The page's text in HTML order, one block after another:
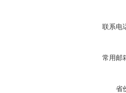
联系电
常用邮
省